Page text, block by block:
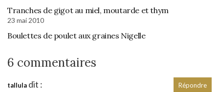
Tranches de gigot au miel, moutarde et thym
23 mai 2010
Boulettes de poulet aux graines Nigelle
6 commentaires
tallula dit : Répondre